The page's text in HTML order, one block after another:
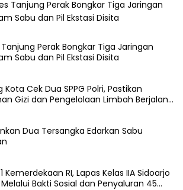
Perak Bongkar Tiga Jaringan
Sabu dan Pil Ekstasi Disita
Cek Dua SPPG Polri, Pastikan
Gizi dan Pengelolaan Limbah Berjalan
Dua Tersangka Edarkan Sabu
Kemerdekaan RI, Lapas Kelas IIA Sidoarjo
Bakti Sosial dan Penyaluran 45